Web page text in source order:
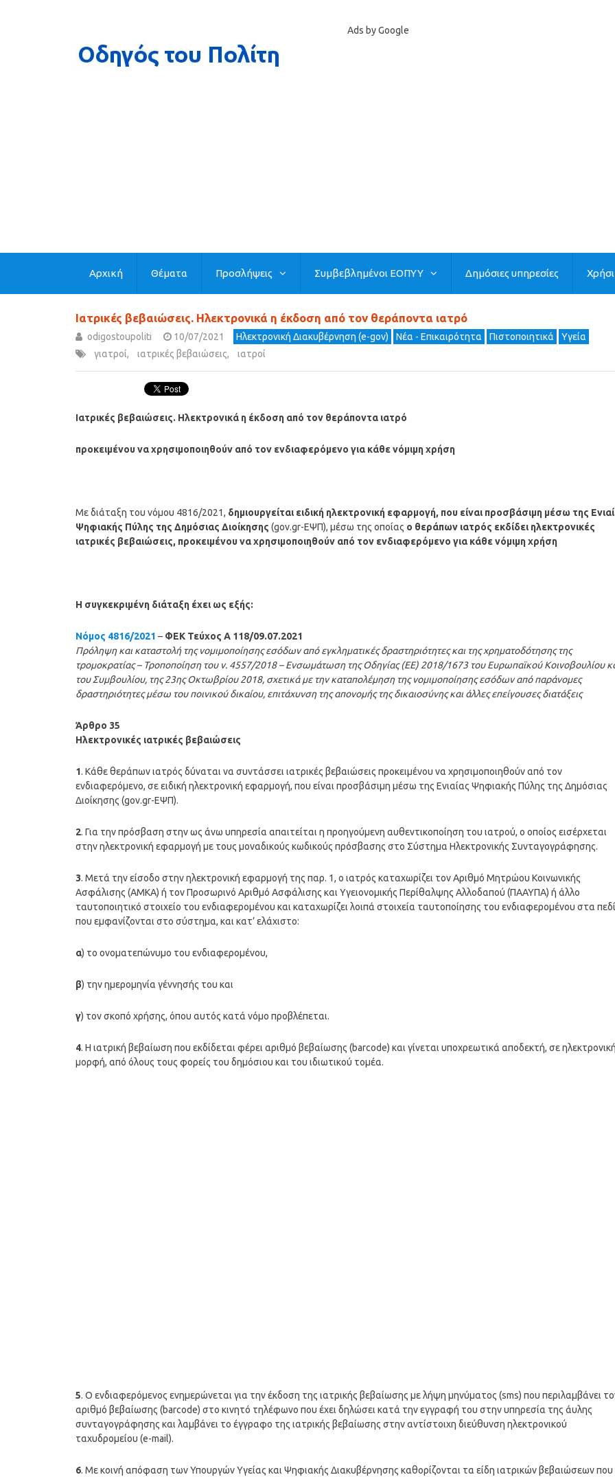
Ads by Google
Αρχική Θέματα Προσλήψεις Συμβεβλημένοι ΕΟΠΥΥ Δημόσιες υπηρεσίες
Ιατρικές βεβαιώσεις. Ηλεκτρονικά η έκδοση από τον θεράποντα ιατρό
odigostoupoliti 10/07/2021 Ηλεκτρονική Διακυβέρνηση (e-gov) Νέα - Επικαιρότητα Πιστοποιητικά
Υγεία
γιατροί, ιατρικές βεβαιώσεις, ιατροί
Ιατρικές βεβαιώσεις. Ηλεκτρονικά η έκδοση από τον θεράποντα ιατρό
προκειμένου να χρησιμοποιηθούν από τον ενδιαφερόμενο για κάθε νόμιμη χρήση
Με διάταξη του νόμου 4816/2021, δημιουργείται ειδική ηλεκτρονική εφαρμογή, που είναι προσβάσιμη μέσω της
Ψηφιακής Πύλης της Δημόσιας Διοίκησης (gov.gr-ΕΨΠ), μέσω της οποίας ο θεράπων ιατρός εκδίδει ηλεκτρονικές
ιατρικές βεβαιώσεις, προκειμένου να χρησιμοποιηθούν από τον ενδιαφερόμενο για κάθε νόμιμη χρήση
Η συγκεκριμένη διάταξη έχει ως εξής:
Νόμος 4816/2021 – ΦΕΚ Τεύχος A 118/09.07.2021
Πρόληψη και καταστολή της νομιμοποίησης εσόδων από εγκληματικές δραστηριότητες και της χρηματοδότησης της
τρομοκρατίας – Τροποποίηση του ν. 4557/2018 – Ενσωμάτωση της Οδηγίας (ΕΕ) 2018/1673 του Ευρωπαϊκού Κοινοβουλίου
του Συμβουλίου, της 23ης Οκτωβρίου 2018, σχετικά με την καταπολέμηση της νομιμοποίησης εσόδων από παράνομες
δραστηριότητες μέσω του ποινικού δικαίου, επιτάχυνση της απονομής της δικαιοσύνης και άλλες επείγουσες διατάξεις
Άρθρο 35
Ηλεκτρονικές ιατρικές βεβαιώσεις
1. Κάθε θεράπων ιατρός δύναται να συντάσσει ιατρικές βεβαιώσεις προκειμένου να χρησιμοποιηθούν από τον
ενδιαφερόμενο, σε ειδική ηλεκτρονική εφαρμογή, που είναι προσβάσιμη μέσω της Ενιαίας Ψηφιακής Πύλης της Δημόσιας
Διοίκησης (gov.gr-ΕΨΠ).
2. Για την πρόσβαση στην ως άνω υπηρεσία απαιτείται η προηγούμενη αυθεντικοποίηση του ιατρού, ο οποίος εισέρχεται
στην ηλεκτρονική εφαρμογή με τους μοναδικούς κωδικούς πρόσβασης στο Σύστημα Ηλεκτρονικής Συνταγογράφησης.
3. Μετά την είσοδο στην ηλεκτρονική εφαρμογή της παρ. 1, ο ιατρός καταχωρίζει τον Αριθμό Μητρώου Κοινωνικής
Ασφάλισης (ΑΜΚΑ) ή τον Προσωρινό Αριθμό Ασφάλισης και Υγειονομικής Περίθαλψης Αλλοδαπού (ΠΑΑΥΠΑ) ή άλλο
ταυτοποιητικό στοιχείο του ενδιαφερομένου και καταχωρίζει λοιπά στοιχεία ταυτοποίησης του ενδιαφερομένου στα
που εμφανίζονται στο σύστημα, και κατ’ ελάχιστο:
α) το ονοματεπώνυμο του ενδιαφερομένου,
β) την ημερομηνία γέννησής του και
γ) τον σκοπό χρήσης, όπου αυτός κατά νόμο προβλέπεται.
4. Η ιατρική βεβαίωση που εκδίδεται φέρει αριθμό βεβαίωσης (barcode) και γίνεται υποχρεωτικά αποδεκτή, σε ηλεκτρονική
μορφή, από όλους τους φορείς του δημόσιου και του ιδιωτικού τομέα.
5. Ο ενδιαφερόμενος ενημερώνεται για την έκδοση της ιατρικής βεβαίωσης με λήψη μηνύματος (sms) που περιλαμβάνει
αριθμό βεβαίωσης (barcode) στο κινητό τηλέφωνο που έχει δηλώσει κατά την εγγραφή του στην υπηρεσία της άυλης
συνταγογράφησης και λαμβάνει το έγγραφο της ιατρικής βεβαίωσης στην αντίστοιχη διεύθυνση ηλεκτρονικού
ταχυδρομείου (e-mail).
6. Με κοινή απόφαση των Υπουργών Υγείας και Ψηφιακής Διακυβέρνησης καθορίζονται τα είδη ιατρικών βεβαιώσεων που